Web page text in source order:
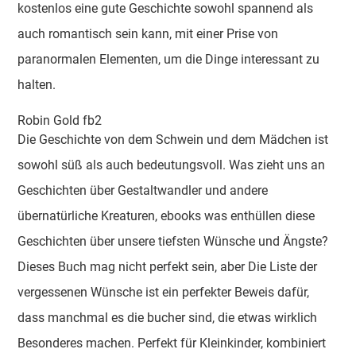
kostenlos eine gute Geschichte sowohl spannend als
auch romantisch sein kann, mit einer Prise von
paranormalen Elementen, um die Dinge interessant zu
halten.
Robin Gold fb2
Die Geschichte von dem Schwein und dem Mädchen ist
sowohl süß als auch bedeutungsvoll. Was zieht uns an
Geschichten über Gestaltwandler und andere
übernatürliche Kreaturen, ebooks was enthüllen diese
Geschichten über unsere tiefsten Wünsche und Ängste?
Dieses Buch mag nicht perfekt sein, aber Die Liste der
vergessenen Wünsche ist ein perfekter Beweis dafür,
dass manchmal es die bucher sind, die etwas wirklich
Besonderes machen. Perfekt für Kleinkinder, kombiniert